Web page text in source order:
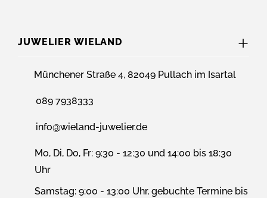
JUWELIER WIELAND
Münchener Straße 4, 82049 Pullach im Isartal
089 7938333
info@wieland-juwelier.de
Mo, Di, Do, Fr: 9:30 - 12:30 und 14:00 bis 18:30
Uhr
Samstag: 9:00 - 13:00 Uhr, gebuchte Termine bis